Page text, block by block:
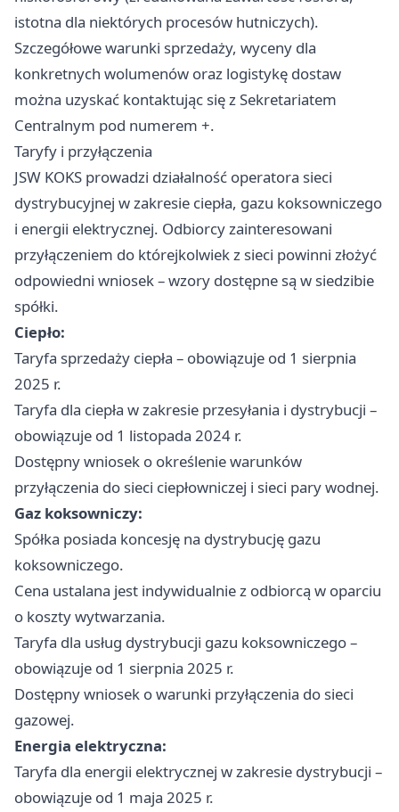
istotna dla niektórych procesów hutniczych).
Szczegółowe warunki sprzedaży, wyceny dla
konkretnych wolumenów oraz logistykę dostaw
można uzyskać kontaktując się z Sekretariatem
Centralnym pod numerem +.
Taryfy i przyłączenia
JSW KOKS prowadzi działalność operatora sieci
dystrybucyjnej w zakresie ciepła, gazu koksowniczego
i energii elektrycznej. Odbiorcy zainteresowani
przyłączeniem do którejkolwiek z sieci powinni złożyć
odpowiedni wniosek – wzory dostępne są w siedzibie
spółki.
Ciepło:
Taryfa sprzedaży ciepła – obowiązuje od 1 sierpnia
2025 r.
Taryfa dla ciepła w zakresie przesyłania i dystrybucji –
obowiązuje od 1 listopada 2024 r.
Dostępny wniosek o określenie warunków
przyłączenia do sieci ciepłowniczej i sieci pary wodnej.
Gaz koksowniczy:
Spółka posiada koncesję na dystrybucję gazu
koksowniczego.
Cena ustalana jest indywidualnie z odbiorcą w oparciu
o koszty wytwarzania.
Taryfa dla usług dystrybucji gazu koksowniczego –
obowiązuje od 1 sierpnia 2025 r.
Dostępny wniosek o warunki przyłączenia do sieci
gazowej.
Energia elektryczna:
Taryfa dla energii elektrycznej w zakresie dystrybucji –
obowiązuje od 1 maja 2025 r.